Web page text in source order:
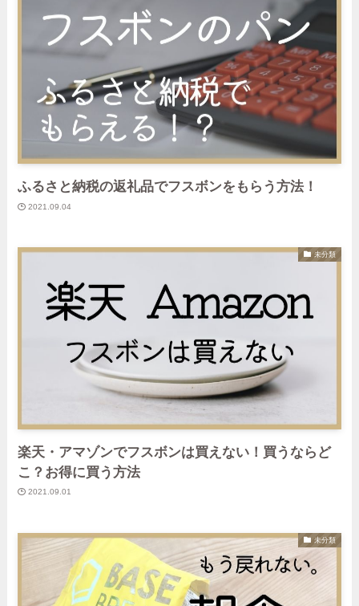
ふるさと納税の返礼品でフスボンをもらう方法！
2021.09.04
未分類
楽天・アマゾンでフスボンは買えない！買うならど
こ？お得に買う方法
2021.09.01
未分類